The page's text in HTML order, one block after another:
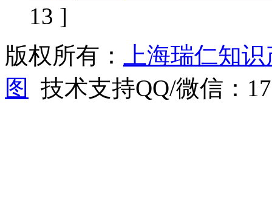
13 ]
版权所有：
上海瑞仁知
图
技术支持QQ/微信：